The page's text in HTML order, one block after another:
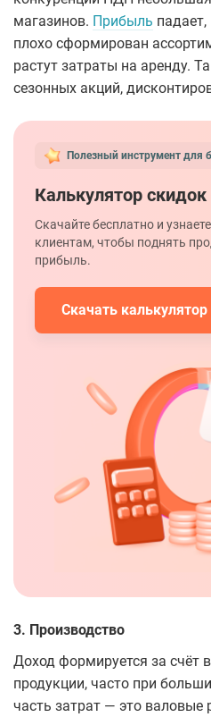
магазинов. Прибыль падает,
плохо сформирован
растут затраты на аренду.
сезонных акций,
Полезный инструмент для
Калькулятор
Скачайте бесплатно и
клиентам, чтобы поднять
прибыль.
Скачать калькулятор
3. Производство
Доход формируется за счёт
продукции, часто при
часть затрат — это валовые